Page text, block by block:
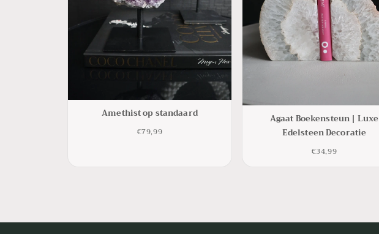
Amethist op standaard
€79,99
Agaat Boekensteun | Luxe
Edelsteen Decoratie
€34,99